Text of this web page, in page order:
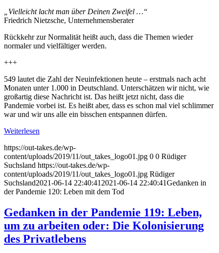
„Vielleicht lacht man über Deinen Zweifel …“
Friedrich Nietzsche, Unternehmensberater
Rückkehr zur Normalität heißt auch, dass die Themen wieder
normaler und vielfältiger werden.
+++
549 lautet die Zahl der Neuinfektionen heute – erstmals nach acht
Monaten unter 1.000 in Deutschland. Unterschätzen wir nicht, wie
großartig diese Nachricht ist. Das heißt jetzt nicht, dass die
Pandemie vorbei ist. Es heißt aber, dass es schon mal viel schlimmer
war und wir uns alle ein bisschen entspannen dürfen.
Weiterlesen
https://out-takes.de/wp-
content/uploads/2019/11/out_takes_logo01.jpg 0 0 Rüdiger
Suchsland https://out-takes.de/wp-
content/uploads/2019/11/out_takes_logo01.jpg Rüdiger
Suchsland2021-06-14 22:40:412021-06-14 22:40:41Gedanken in
der Pandemie 120: Leben mit dem Tod
Gedanken in der Pandemie 119: Leben,
um zu arbeiten oder: Die Kolonisierung
des Privatlebens